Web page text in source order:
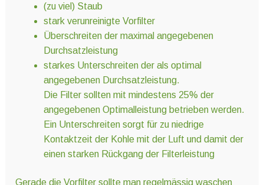
(zu viel) Staub
stark verunreinigte Vorfilter
Überschreiten der maximal angegebenen
Durchsatzleistung
starkes Unterschreiten der als optimal
angegebenen Durchsatzleistung.
Die Filter sollten mit mindestens 25% der
angegebenen Optimalleistung betrieben werden.
Ein Unterschreiten sorgt für zu niedrige
Kontaktzeit der Kohle mit der Luft und damit der
einen starken Rückgang der Filterleistung
Gerade die Vorfilter sollte man regelmässig waschen